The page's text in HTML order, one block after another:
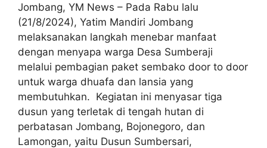
Jombang, YM News – Pada Rabu lalu
(21/8/2024), Yatim Mandiri Jombang
melaksanakan langkah menebar manfaat
dengan menyapa warga Desa Sumberaji
melalui pembagian paket sembako door to door
untuk warga dhuafa dan lansia yang
membutuhkan. Kegiatan ini menyasar tiga
dusun yang terletak di tengah hutan di
perbatasan Jombang, Bojonegoro, dan
Lamongan, yaitu Dusun Sumbersari,